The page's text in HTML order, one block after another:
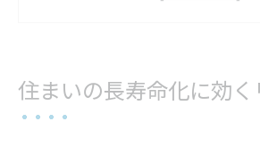
埼玉県の住環境に適したリ
住まいの長寿命化に効